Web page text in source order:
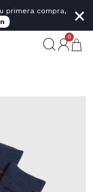
primera compra,
×
0